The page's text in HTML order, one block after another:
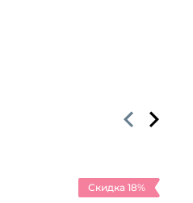
Скидка 18%